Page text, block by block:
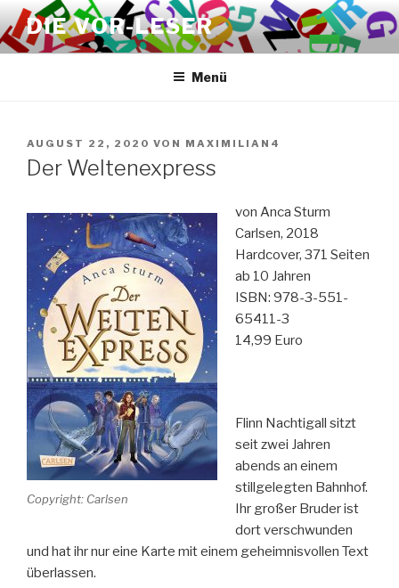
Zum
Inhalt
springen
DIE VOR-LESER
Menü
VERÖFFENTLICHT
AM
AUGUST 22, 2020 VON MAXIMILIAN4
Der Weltenexpress
Copyright: Carlsen
von Anca Sturm
Carlsen, 2018
Hardcover, 371 Seiten
ab 10 Jahren
ISBN: 978-3-551-
65411-3
14,99 Euro
Flinn Nachtigall sitzt
seit zwei Jahren
abends an einem
stillgelegten Bahnhof.
Ihr großer Bruder ist
dort verschwunden
und hat ihr nur eine Karte mit einem geheimnisvollen Text
überlassen.